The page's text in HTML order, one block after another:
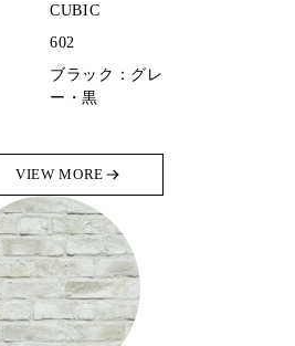
CUBIC
602
ブラック：グレ
ー・黒
VIEW MORE